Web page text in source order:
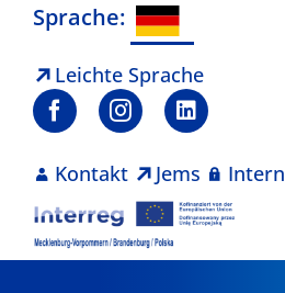
Zum
springen
Sprache:
Leichte Sprache
Kontakt Jems Intern